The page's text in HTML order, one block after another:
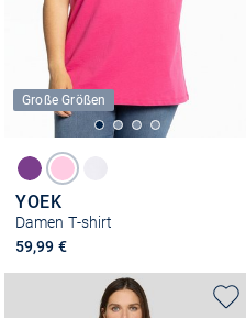
Große Größen
YOEK
Damen T-shirt
59,99 €